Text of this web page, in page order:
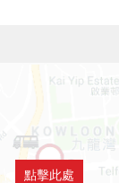
點擊此處